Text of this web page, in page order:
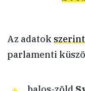
Az adatok szerint
parlamenti